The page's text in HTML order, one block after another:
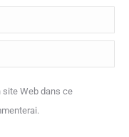
site Web dans ce